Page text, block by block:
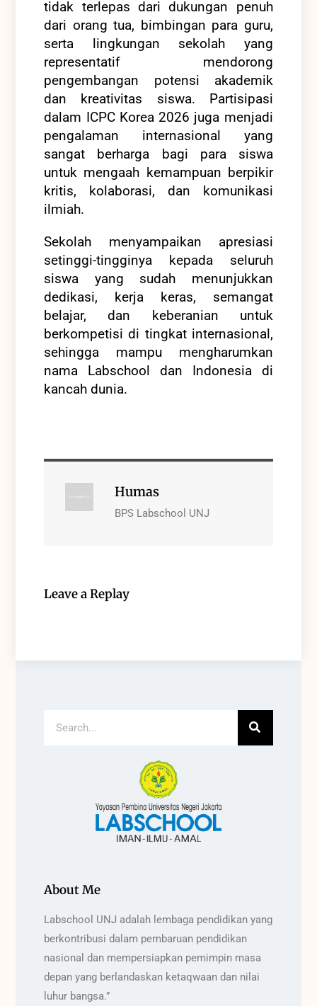
tidak terlepas dari dukungan penuh
dari orang tua, bimbingan para guru,
serta lingkungan sekolah yang
representatif mendorong
pengembangan potensi akademik
dan kreativitas siswa. Partisipasi
dalam ICPC Korea 2026 juga menjadi
pengalaman internasional yang
sangat berharga bagi para siswa
untuk mengaah kemampuan berpikir
kritis, kolaborasi, dan komunikasi
ilmiah.
Sekolah menyampaikan apresiasi
setinggi-tingginya kepada seluruh
siswa yang sudah menunjukkan
dedikasi, kerja keras, semangat
belajar, dan keberanian untuk
berkompetisi di tingkat internasional,
sehingga mampu mengharumkan
nama Labschool dan Indonesia di
kancah dunia.
Humas
BPS Labschool UNJ
Leave a Replay
About Me
Labschool UNJ adalah lembaga pendidikan yang
berkontribusi dalam pembaruan pendidikan
nasional dan mempersiapkan pemimpin masa
depan yang berlandaskan ketaqwaan dan nilai
luhur bangsa.”